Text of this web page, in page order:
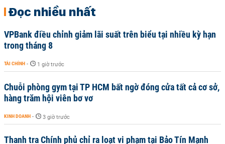
Đọc nhiều nhất
VPBank điều chỉnh giảm lãi suất trên biểu tại nhiều kỳ hạn
trong tháng 8
TÀI CHÍNH - 1 giờ trước
Chuỗi phòng gym tại TP HCM bất ngờ đóng cửa tất cả cơ sở,
hàng trăm hội viên bơ vơ
KINH DOANH - 3 giờ trước
Thanh tra Chính phủ chỉ ra loạt vi phạm tại Bảo Tín Mạnh